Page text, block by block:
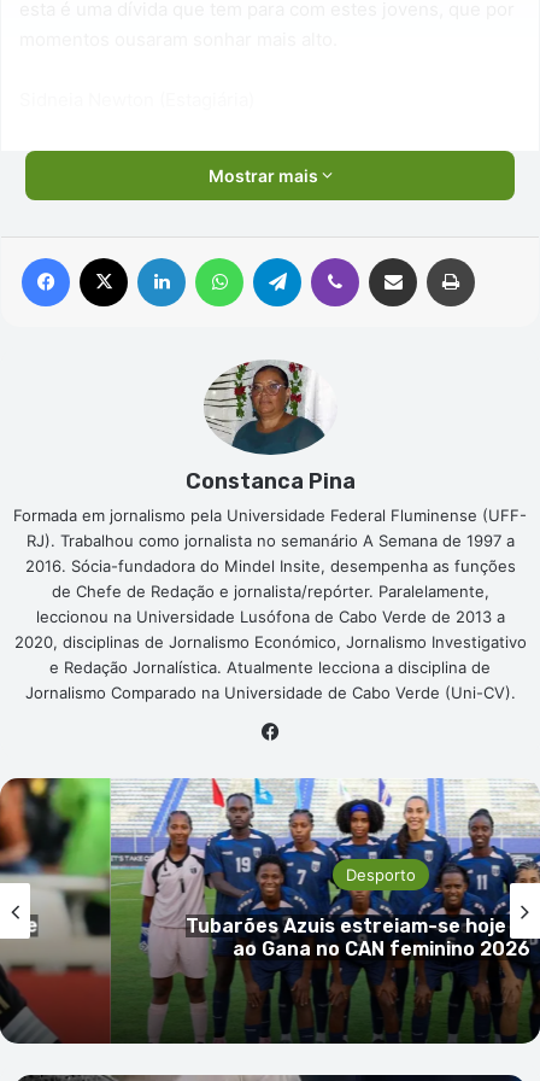
Mostrar mais
Facebook Linkedin WhatsAppTelegram Viber Compartilhar via e-mail
Constanca Pina
Formada em jornalismo pela Universidade Federal Fluminense (UFF-
RJ). Trabalhou como jornalista no semanário A Semana de 1997 a
2016. Sócia-fundadora do Mindel Insite, desempenha as funções
de Chefe de Redação e jornalista/repórter. Paralelamente,
leccionou na Universidade Lusófona de Cabo Verde de 2013 a
2020, disciplinas de Jornalismo Económico, Jornalismo Investigativo
e Redação Jornalística. Atualmente lecciona a disciplina de
Jornalismo Comparado na Universidade de Cabo Verde (Uni-CV).
Desporto
Amílcar Graça denuncia
encerramento do Pro Tour; FCVV
críticas e nega incumprimento